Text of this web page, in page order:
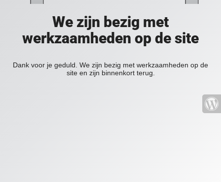
We zijn bezig met
werkzaamheden op de site
Dank voor je geduld. We zijn bezig met werkzaamheden op de
site en zijn binnenkort terug.